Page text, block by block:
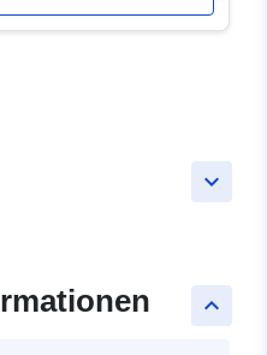
keyboard_arrow_down
keyboard_arrow_up